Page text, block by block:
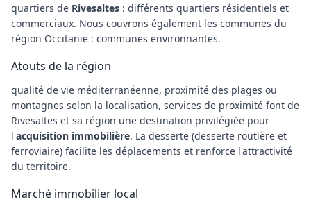
quartiers de Rivesaltes : différents quartiers résidentiels et
commerciaux. Nous couvrons également les communes du
région Occitanie : communes environnantes.
Atouts de la région
qualité de vie méditerranéenne, proximité des plages ou
montagnes selon la localisation, services de proximité font de
Rivesaltes et sa région une destination privilégiée pour
l'acquisition immobilière. La desserte (desserte routière et
ferroviaire) facilite les déplacements et renforce l'attractivité
du territoire.
Marché immobilier local